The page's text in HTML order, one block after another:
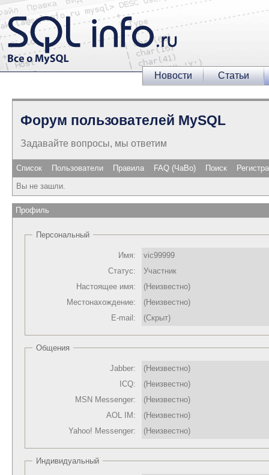
Новости Статьи
Форум пользователей MySQL
Задавайте вопросы, мы ответим
Список Пользователи Правила FAQ (ЧаВо) Поиск
Вы не зашли.
Профиль
Персональный
Имя:
vic99999
Статус:
Участник
Настоящее имя:
(Неизвестно)
Местонахождение:
(Неизвестно)
E-mail:
(Скрыт)
Общения
Jabber:
(Неизвестно)
ICQ:
(Неизвестно)
MSN Messenger:
(Неизвестно)
AOL IM:
(Неизвестно)
Yahoo! Messenger:
(Неизвестно)
Индивидуальный